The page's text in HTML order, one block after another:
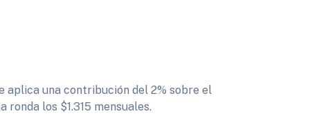
aplica una contribución del 2% sobre el
los $1.315 mensuales.